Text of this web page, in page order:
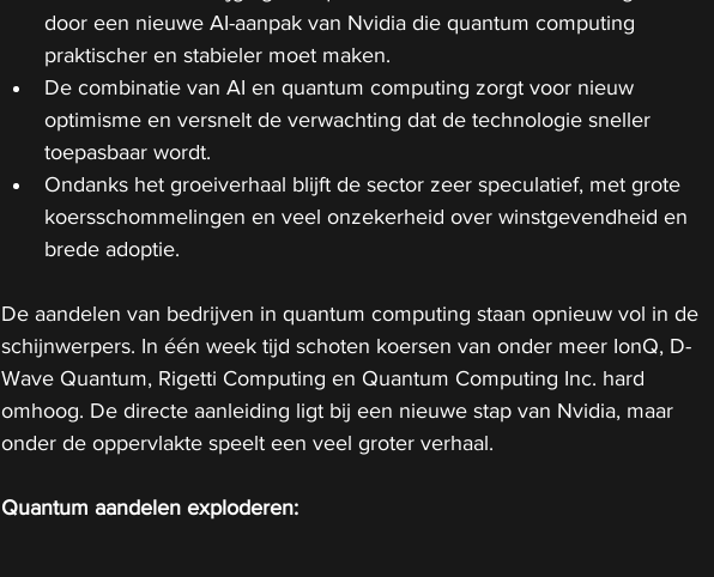
door een nieuwe AI-aanpak van Nvidia die quantum computing
praktischer en stabieler moet maken.
De combinatie van AI en quantum computing zorgt voor nieuw
optimisme en versnelt de verwachting dat de technologie sneller
toepasbaar wordt.
Ondanks het groeiverhaal blijft de sector zeer speculatief, met grote
koersschommelingen en veel onzekerheid over winstgevendheid en
brede adoptie.
De aandelen van bedrijven in quantum computing staan opnieuw vol in de
schijnwerpers. In één week tijd schoten koersen van onder meer IonQ, D-
Wave Quantum, Rigetti Computing en Quantum Computing Inc. hard
omhoog. De directe aanleiding ligt bij een nieuwe stap van Nvidia, maar
onder de oppervlakte speelt een veel groter verhaal.
Quantum aandelen exploderen: